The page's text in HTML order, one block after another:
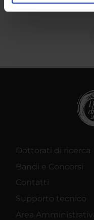
analizzare il nostro
informazioni sul modo
pubblicità e social
Dottorati di ricerca
Bandi e Concorsi
Contatti
Supporto tecnico
Area